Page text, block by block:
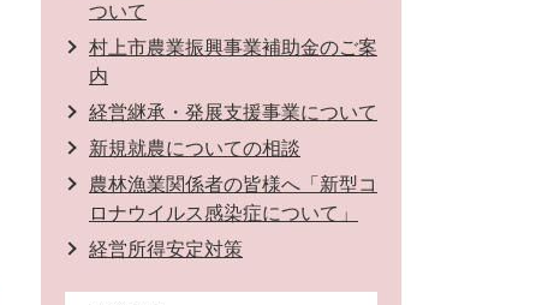
ついて
村上市農業振興事業補助金のご案
内
経営継承・発展支援事業について
新規就農についての相談
農林漁業関係者の皆様へ「新型コ
ロナウイルス感染症について」
経営所得安定対策